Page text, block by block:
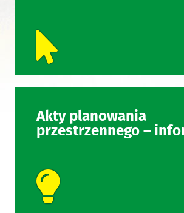
Akty planowania
przestrzennego –